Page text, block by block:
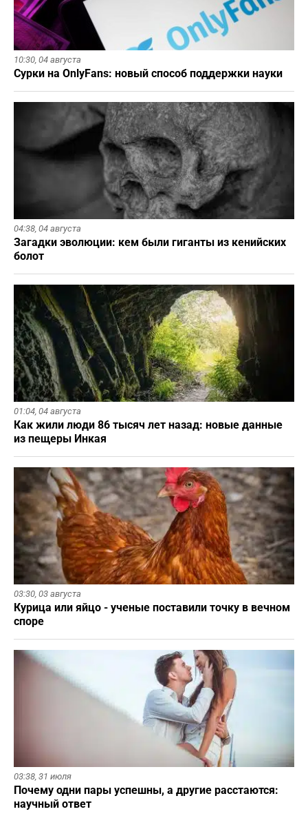
10:30, 04 августа
Сурки на OnlyFans: новый способ поддержки науки
04:38, 04 августа
Загадки эволюции: кем были гиганты из кенийских
болот
01:04, 04 августа
Как жили люди 86 тысяч лет назад: новые данные
из пещеры Инкая
03:30, 03 августа
Курица или яйцо - ученые поставили точку в вечном
споре
03:38, 31 июля
Почему одни пары успешны, а другие расстаются:
научный ответ